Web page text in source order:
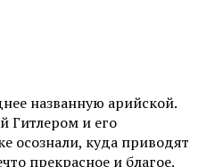
названную арийской.
Гитлером и его
осознали, куда приводят
прекрасное и благое.